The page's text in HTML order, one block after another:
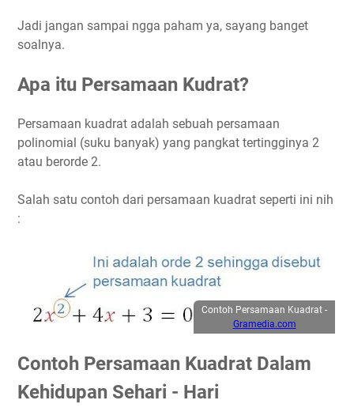
Jadi jangan sampai ngga paham ya, sayang banget
soalnya.
Apa itu Persamaan Kudrat?
Persamaan kuadrat adalah sebuah persamaan
polinomial (suku banyak) yang pangkat tertingginya 2
atau berorde 2.
Salah satu contoh dari persamaan kuadrat seperti ini nih
:
Contoh Persamaan Kuadrat -
Gramedia.com
Contoh Persamaan Kuadrat Dalam
Kehidupan Sehari - Hari